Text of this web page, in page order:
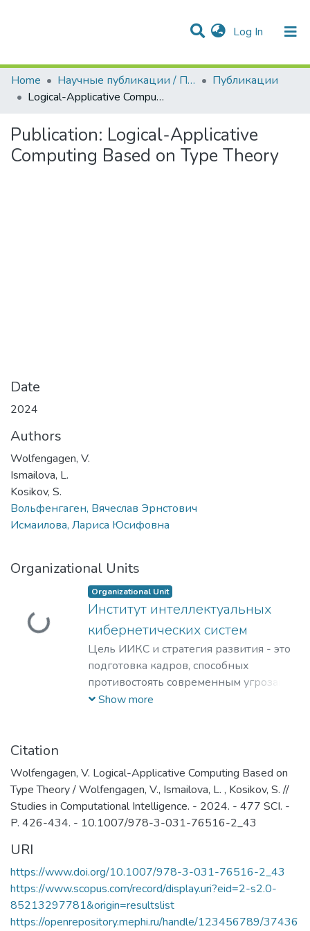
Log In (current)
Communities & Collections
Home
Научные публикации / Препринты
Публикации
Logical-Applicative Computing Based on Type Theory
Publication: Logical-Applicative
Computing Based on Type Theory
Date
2024
Authors
Wolfengagen, V.
Ismailova, L.
Kosikov, S.
Вольфенгаген, Вячеслав Эрнстович
Исмаилова, Лариса Юсифовна
Organizational Units
Loading...
Organizational Unit
Институт интеллектуальных
кибернетических систем
Цель ИИКС и стратегия развития - это
подготовка кадров, способных
противостоять современным угрозам и
вызовам, обладающих знаниями и
задач разработки базового
программного обеспечения, повышения
защищенности критически важных
информационных систем и
противодействия отмыванию денег,
финансированию терроризма.
Show more
Citation
Wolfengagen, V. Logical-Applicative Computing Based on
Type Theory / Wolfengagen, V., Ismailova, L. , Kosikov, S. //
Studies in Computational Intelligence. - 2024. - 477 SCI. -
P. 426-434. - 10.1007/978-3-031-76516-2_43
URI
https://www.doi.org/10.1007/978-3-031-76516-2_43
https://www.scopus.com/record/display.uri?eid=2-s2.0-
85213297781&origin=resultslist
https://openrepository.mephi.ru/handle/123456789/37436